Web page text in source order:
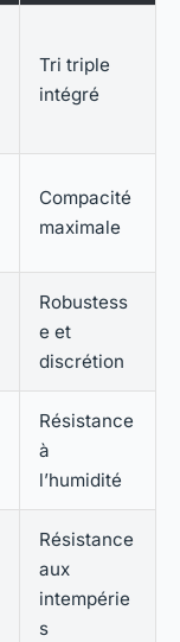
Tri triple
intégré
Compacité
maximale
Robustess
e et
discrétion
Résistance
à
l’humidité
Résistance
aux
intempérie
s